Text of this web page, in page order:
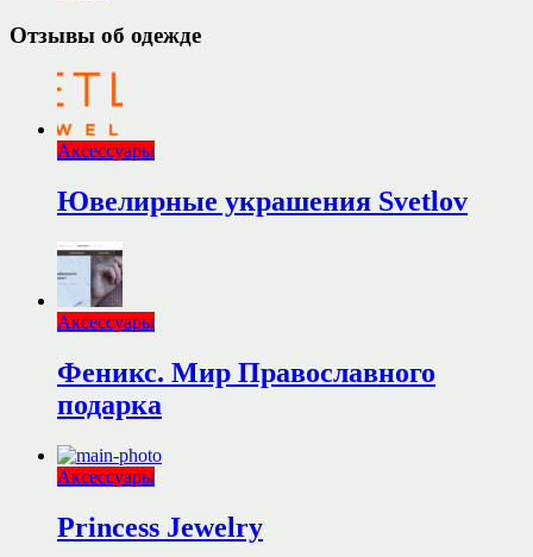
Отзывы об одежде
Аксессуары
Ювелирные украшения Svetlov
Аксессуары
Феникс. Мир Православного
подарка
Аксессуары
Princess Jewelry